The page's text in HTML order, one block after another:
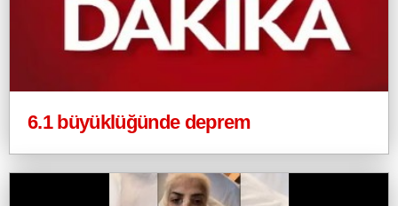
6.1 büyüklüğünde deprem